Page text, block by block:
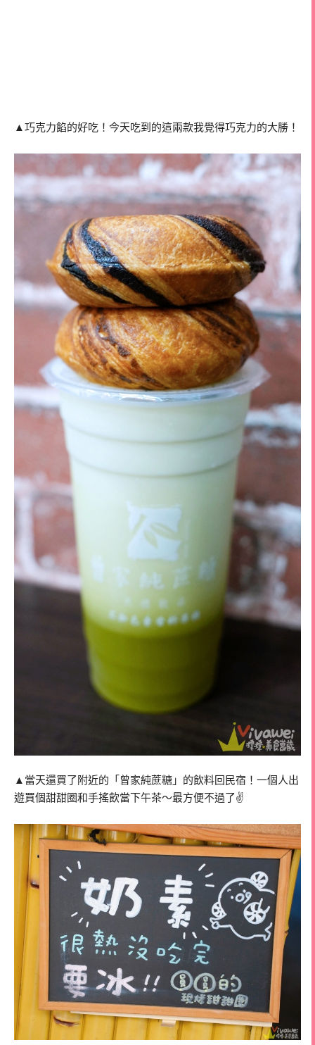
▲巧克力餡的好吃！今天吃到的這兩款我覺得巧克力的大勝！
▲當天還買了附近的「曾家純蔗糖」的飲料回民宿！一個人出
遊買個甜甜圈和手搖飲當下午茶～最方便不過了✌